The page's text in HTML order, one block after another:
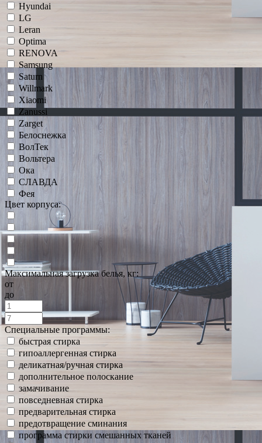
Hyundai
LG
Leran
Optima
RENOVA
Samsung
Saturn
Willmark
Xiaomi
Zanussi
Zarget
Белоснежка
ВолТек
Вольтера
Ока
СЛАВДА
Фея
Цвет корпуса:
Максимальная загрузка белья, кг:
от
до
Специальные программы:
быстрая стирка
гипоаллергенная стирка
деликатная/ручная стирка
дополнительное полоскание
замачивание
повседневная стирка
предварительная стирка
предотвращение сминания
программа стирки смешанных тканей